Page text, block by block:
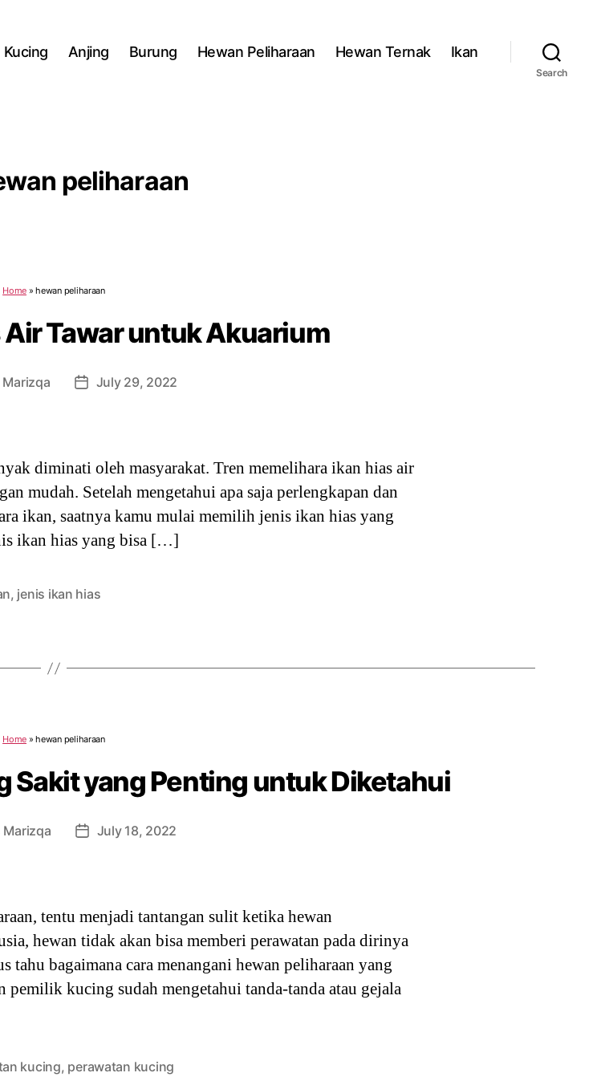
Kucing Anjing Burung Hewan Peliharaan Hewan Ternak Ikan
Search
peliharaan
Home »hewan peliharaan
Air Tawar untuk Akuarium
PostJuly 29, 2022
diminati oleh masyarakat. Tren memelihara ikan hias air
mudah. Setelah mengetahui apa saja perlengkapan dan
ikan, saatnya kamu mulai memilih jenis ikan hias yang
ikan hias yang bisa […]
, jenis ikan hias
Home »hewan peliharaan
Sakit yang Penting untuk Diketahui
Marizqa
PostJuly 18, 2022
tentu menjadi tantangan sulit ketika hewan
hewan tidak akan bisa memberi perawatan pada dirinya
bagaimana cara menangani hewan peliharaan yang
kucing sudah mengetahui tanda-tanda atau gejala
kucing, perawatan kucing